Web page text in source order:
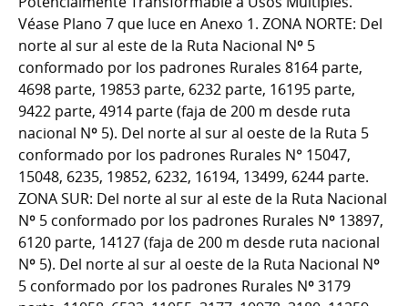
Véase Plano 7 que luce en Anexo 1. ZONA NORTE: Del
norte al sur al este de la Ruta Nacional Nº 5
conformado por los padrones Rurales 8164 parte,
4698 parte, 19853 parte, 6232 parte, 16195 parte,
9422 parte, 4914 parte (faja de 200 m desde ruta
nacional Nº 5). Del norte al sur al oeste de la Ruta 5
conformado por los padrones Rurales N° 15047,
15048, 6235, 19852, 6232, 16194, 13499, 6244 parte.
ZONA SUR: Del norte al sur al este de la Ruta Nacional
Nº 5 conformado por los padrones Rurales Nº 13897,
6120 parte, 14127 (faja de 200 m desde ruta nacional
Nº 5). Del norte al sur al oeste de la Ruta Nacional Nº
5 conformado por los padrones Rurales Nº 3179